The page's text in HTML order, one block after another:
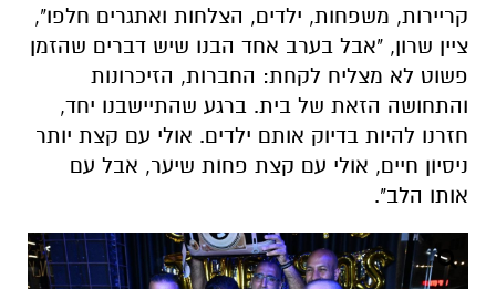
קריירות, משפחות, ילדים, הצלחות ואתגרים חלפו",
ציין שרון, "אבל בערב אחד הבנו שיש דברים שהזמן
פשוט לא מצליח לקחת: החברות, הזיכרונות
והתחושה הזאת של בית. ברגע שהתיישבנו יחד,
חזרנו להיות בדיוק אותם ילדים. אולי עם קצת יותר
ניסיון חיים, אולי עם קצת פחות שיער, אבל עם
אותו הלב".